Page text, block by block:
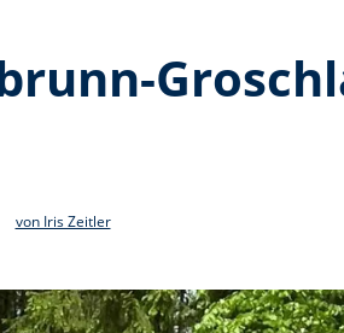
von Iris Zeitler